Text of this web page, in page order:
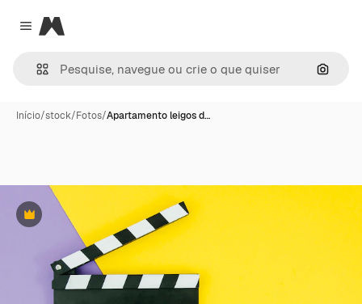
Close menu
Magnific
Início/stock/Fotos/Apartamento leigos d…
Premium